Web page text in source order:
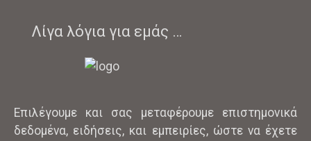
Λίγα λόγια για εμάς …
Επιλέγουμε και σας μεταφέρουμε επιστημονικά
δεδομένα, ειδήσεις, και εμπειρίες, ώστε να έχετε